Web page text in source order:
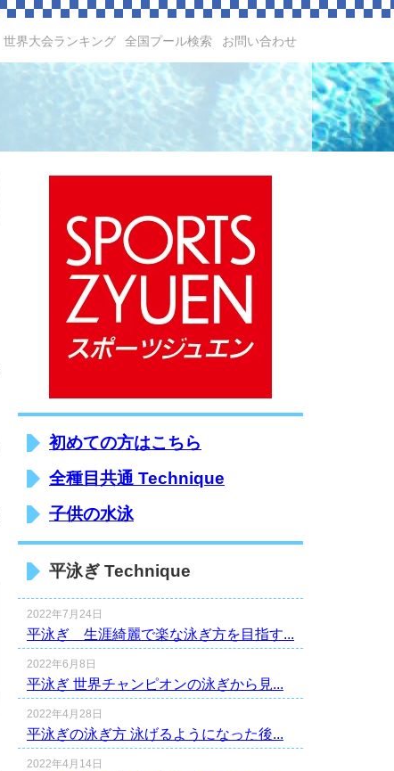
世界大会ランキング 全国プール検索 お問い合わせ
初めての方はこちら
全種目共通 Technique
子供の水泳
平泳ぎ Technique
2022年7月24日
平泳ぎ 生涯綺麗で楽な泳ぎ方を目指す...
2022年6月8日
平泳ぎ 世界チャンピオンの泳ぎから見...
2022年4月28日
平泳ぎの泳ぎ方 泳げるようになった後...
2022年4月14日